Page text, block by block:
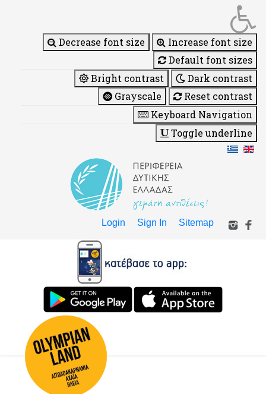
Decrease font size
Increase font size
Default font sizes
Bright contrast
Dark contrast
Grayscale
Reset contrast
Keyboard Navigation
Toggle underline
Login Sign In Sitemap